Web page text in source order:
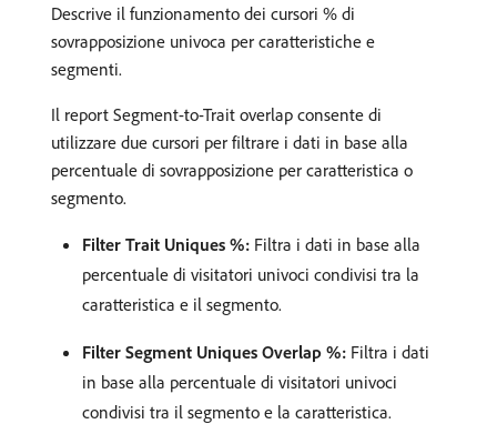
Descrive il funzionamento dei cursori % di
sovrapposizione univoca per caratteristiche e
segmenti.
Il report Segment-to-Trait overlap consente di
utilizzare due cursori per filtrare i dati in base alla
percentuale di sovrapposizione per caratteristica o
segmento.
Filter Trait Uniques %: Filtra i dati in base alla
percentuale di visitatori univoci condivisi tra la
caratteristica e il segmento.
Filter Segment Uniques Overlap %: Filtra i dati
in base alla percentuale di visitatori univoci
condivisi tra il segmento e la caratteristica.